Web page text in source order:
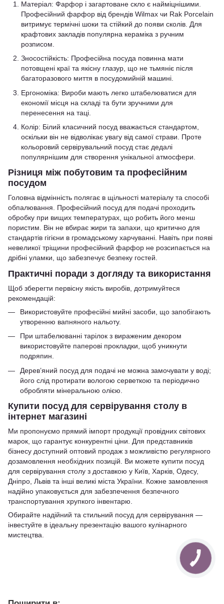
Матеріал: Фарфор і загартоване скло є найміцнішими.
Професійний фарфор від брендів Wilmax чи Rak Porcelain
витримує термічні шоки та стійкий до появи сколів. Для
крафтових закладів популярна кераміка з ручним
розписом.
Зносостійкість: Професійна посуда повинна мати
потовщені краї та якісну глазур, що не тьмяніє після
багаторазового миття в посудомийній машині.
Ергономіка: Вироби мають легко штабелюватися для
економії місця на складі та бути зручними для
перенесення на таці.
Колір: Білий класичний посуд вважається стандартом,
оскільки він не відволікає увагу від самої страви. Проте
кольоровий сервірувальний посуд стає дедалі
популярнішим для створення унікальної атмосфери.
Різниця між побутовим та професійним
посудом
Головна відмінність полягає в щільності матеріалу та способі
обпалювання. Професійний посуд для подачі проходить
обробку при вищих температурах, що робить його менш
пористим. Він не вбирає жири та запахи, що критично для
стандартів гігієни в громадському харчуванні. Навіть при появі
невеликої тріщини професійний фарфор не розсипається на
дрібні уламки, що забезпечує безпеку гостей.
Практичні поради з догляду та використання
Щоб зберегти первісну якість виробів, дотримуйтеся
рекомендацій:
Використовуйте професійні мийні засоби, що запобігають
утворенню вапняного нальоту.
При штабелюванні тарілок з вираженим декором
використовуйте паперові прокладки, щоб уникнути
подряпин.
Дерев’яний посуд для подачі не можна замочувати у воді;
його слід протирати вологою серветкою та періодично
обробляти мінеральною олією.
Купити посуд для сервірування столу в
інтернет магазині
Ми пропонуємо прямий імпорт продукції провідних світових
марок, що гарантує конкурентні ціни. Для представників
бізнесу доступний оптовий продаж з можливістю регулярного
дозамовлення необхідних позицій. Ви можете купити посуд
для сервірування столу з доставкою у Київ, Харків, Одесу,
Дніпро, Львів та інші великі міста України. Кожне замовлення
надійно упаковується для забезпечення безпечного
транспортування хрупкого інвентарю.
Обирайте надійний та стильний посуд для сервірування —
інвестуйте в ідеальну презентацію вашого кулінарного
мистецтва.